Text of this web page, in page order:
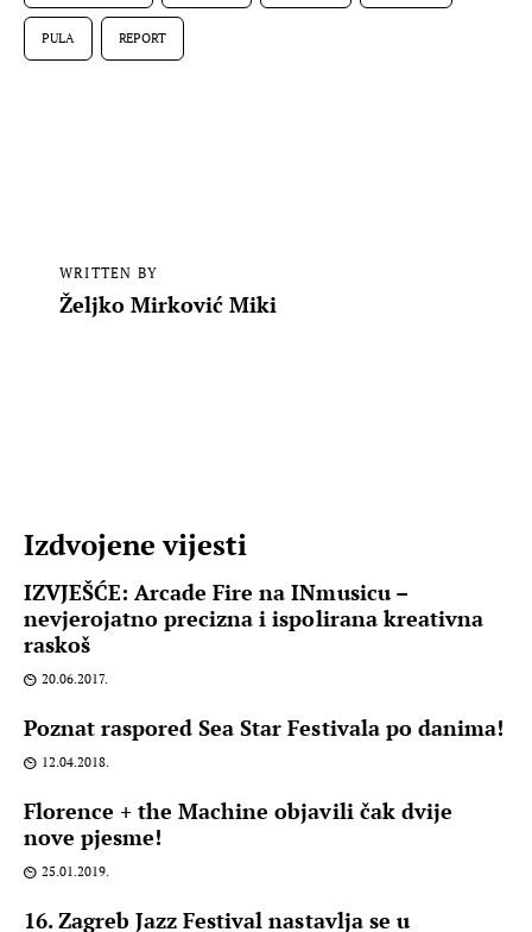
PULA REPORT
WRITTEN BY
Željko Mirković Miki
Izdvojene vijesti
IZVJEŠĆE: Arcade Fire na INmusicu –
nevjerojatno precizna i ispolirana kreativna
raskoš
20.06.2017.
Poznat raspored Sea Star Festivala po danima!
12.04.2018.
Florence + the Machine objavili čak dvije
nove pjesme!
25.01.2019.
16. Zagreb Jazz Festival nastavlja se u